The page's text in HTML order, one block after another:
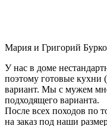
Мария и Григорий
У нас в доме
поэтому готовые
вариант. Мы с мужем
подходящего варианта.
После всех походов по
на заказ под наши